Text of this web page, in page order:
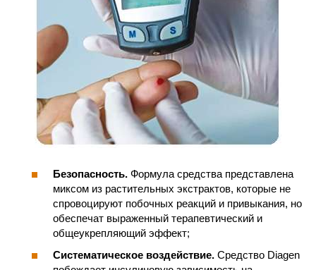
Безопасность. Формула средства представлена
миксом из растительных экстрактов, которые не
спровоцируют побочных реакций и привыкания, но
обеспечат выраженный терапевтический и
общеукрепляющий эффект;
Систематическое воздействие. Средство Diagen